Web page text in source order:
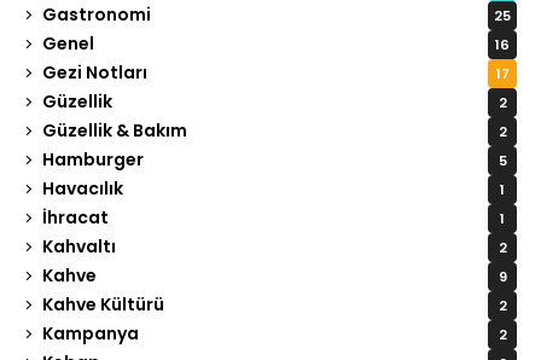
Gastronomi 25
Genel 16
Gezi Notları 17
Güzellik 2
Güzellik & Bakım 2
Hamburger 5
Havacılık 1
İhracat 1
Kahvaltı 2
Kahve 9
Kahve Kültürü 2
Kampanya 2